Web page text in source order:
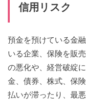
信用リスク
預金を預けている金
いる企業、保険を販
の悪化や、経営破綻
金、債券、株式、保
払いが滞ったり、最